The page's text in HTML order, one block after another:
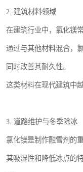
2. 建筑材料领域
在建筑行业中，氯化镁
通过与其他材料混合，
同时改善其耐久性。
这类材料在现代建筑中
3. 道路维护与冬季除冰
氯化镁是制作融雪剂的
其吸湿性和降低冰点的